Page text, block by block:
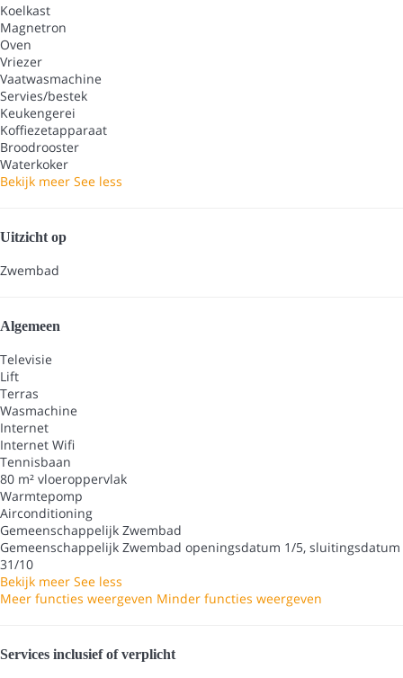
Koelkast
Magnetron
Oven
Vriezer
Vaatwasmachine
Servies/bestek
Keukengerei
Koffiezetapparaat
Broodrooster
Waterkoker
Bekijk meer See less
Uitzicht op
Zwembad
Algemeen
Televisie
Lift
Terras
Wasmachine
Internet
Internet Wifi
Tennisbaan
80 m² vloeroppervlak
Warmtepomp
Airconditioning
Gemeenschappelijk Zwembad
Gemeenschappelijk Zwembad openingsdatum 1/5, sluitingsdatum
31/10
Bekijk meer See less
Meer functies weergeven Minder functies weergeven
Services inclusief of verplicht